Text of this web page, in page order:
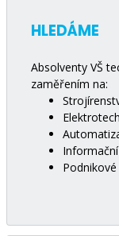
HLEDÁME
Absolventy VŠ
zaměřením na: